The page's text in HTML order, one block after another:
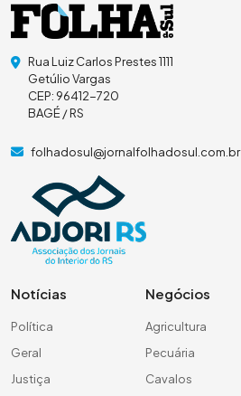
Rua Luiz Carlos Prestes 1111
Getúlio Vargas
CEP: 96412-720
BAGÉ / RS
folhadosul@jornalfolhadosul.com.br
Notícias
Política
Geral
Justiça
Negócios
Agricultura
Pecuária
Cavalos